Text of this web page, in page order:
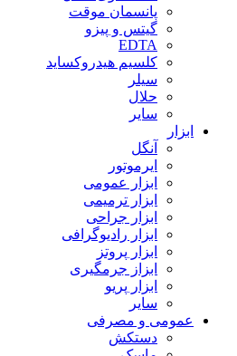
پانسمان موقت
گیتس و پیزو
EDTA
کلسیم هیدروکساید
سیلر
حلال
سایر
ابزار
آنگل
ایرموتور
ابزار عمومی
ابزار ترمیمی
ابزار جراحی
ابزار رادیوگرافی
ابزار پروتز
ابزاز جرمگیری
ابزار پریو
سایر
عمومی و مصرفی
دستکش